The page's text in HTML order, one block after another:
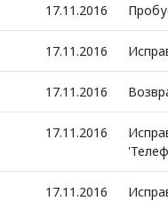
17.11.2016
17.11.2016
17.11.2016
17.11.2016
17.11.2016